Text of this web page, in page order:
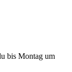
bis Montag um